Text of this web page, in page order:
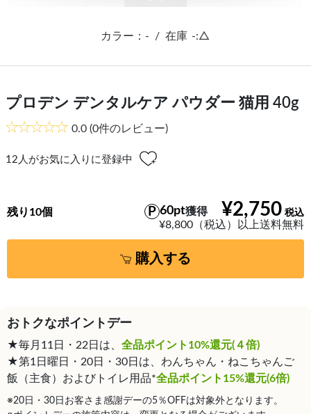
カラー：- / 在庫 -:△
プロデン デンタルケア パウダー 猫用 40g
0.0 (0件のレビュー)
12 人がお気に入りに登録中
¥2,750
60pt獲得
¥8,800（税込）以上送料無料
残り10個
購入する
おトクなポイントデー
★毎月11日・22日は、 全品ポイント10%還元(４倍)
★第1日曜日・20日・30日は、わんちゃん・ねこちゃんご
飯（主食）およびトイレ用品*全品ポイント15%還元(6倍)
※20日・30日お客さま感謝デーの5％OFFは対象外となります。